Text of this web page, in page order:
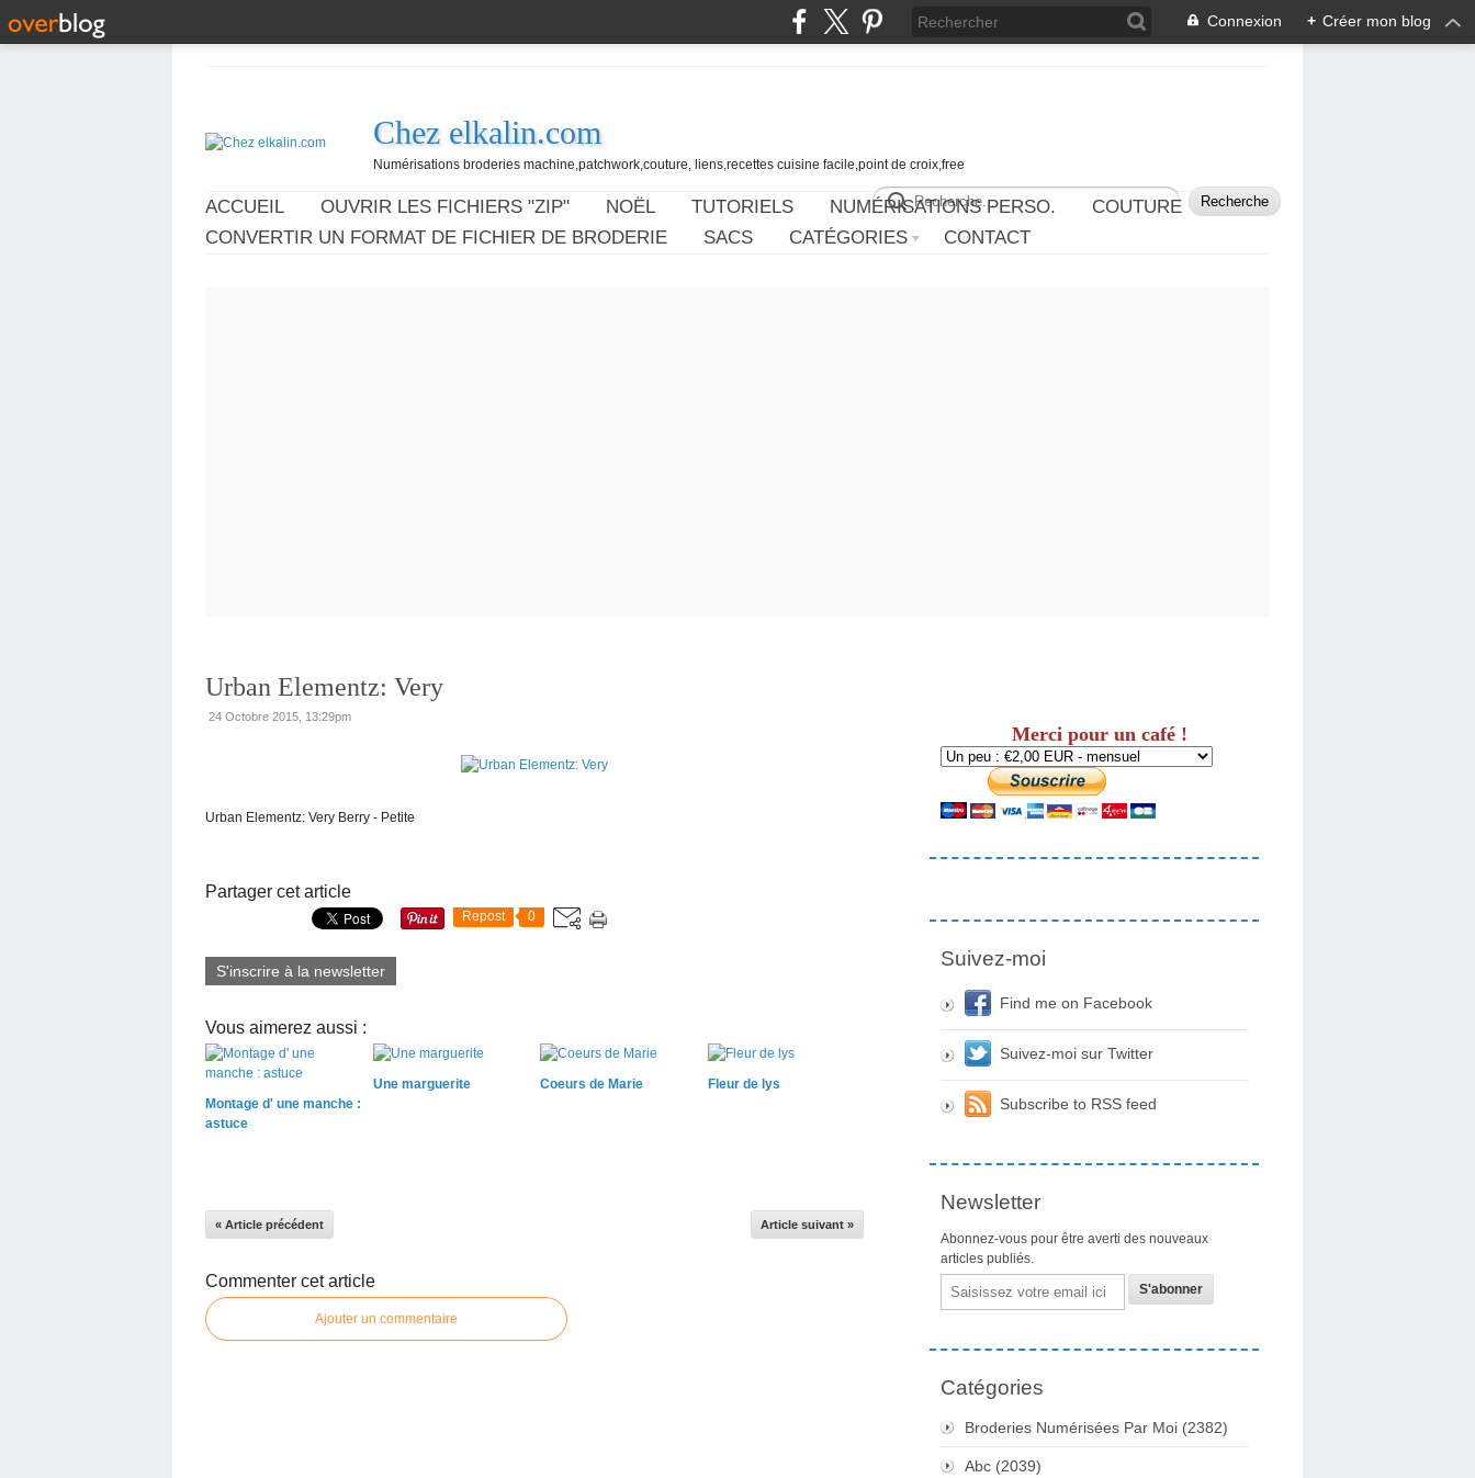
Connexion + Créer mon blog
Chez elkalin.com
Numérisations broderies machine,patchwork,couture, liens,recettes cuisine facile,point de croix,free
ACCUEIL OUVRIR LES FICHIERS "ZIP" NOËL TUTORIELS NUMÉRISATIONS PERSO.
COUTURE
CONVERTIR UN FORMAT DE FICHIER DE BRODERIE
SACS CATÉGORIES CONTACT
Urban Elementz: Very
24 Octobre 2015, 13:29pm
Urban Elementz: Very Berry - Petite
Partager cet article
Repost 0
S'inscrire à la newsletter
Vous aimerez aussi :
Montage d' une manche :
astuce
Une marguerite Coeurs de Marie Fleur de lys
« Article précédent Article suivant »
Commenter cet article
Ajouter un commentaire
Merci pour un café !
Suivez-moi
Find me on Facebook
Suivez-moi sur Twitter
Subscribe to RSS feed
Newsletter
Abonnez-vous pour être averti des nouveaux
articles publiés.
Email
Catégories
Broderies Numérisées Par Moi (2382)
Abc (2039)